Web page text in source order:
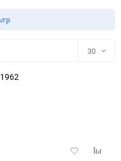
30
150
Добавить